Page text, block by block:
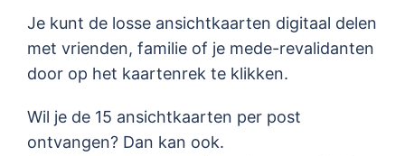
Je kunt de losse ansichtkaarten digitaal delen
met vrienden, familie of je mede-revalidanten
door op het kaartenrek te klikken.
Wil je de 15 ansichtkaarten per post
ontvangen? Dan kan ook.